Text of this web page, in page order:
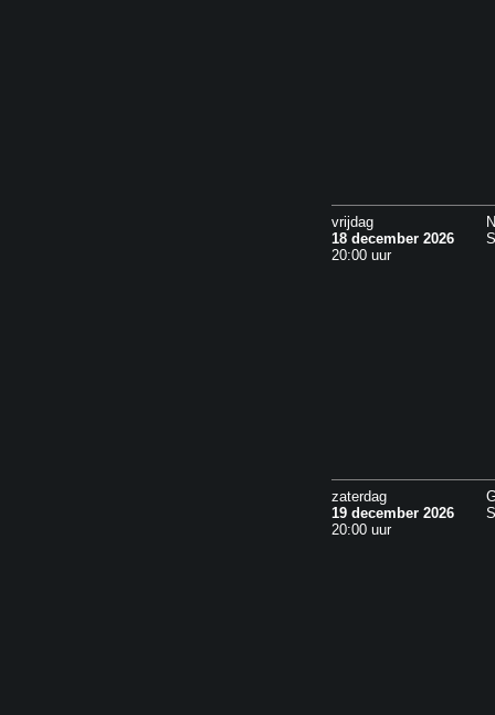
vrijdag
18 december 2026
20:00 uur
zaterdag
19 december 2026
20:00 uur